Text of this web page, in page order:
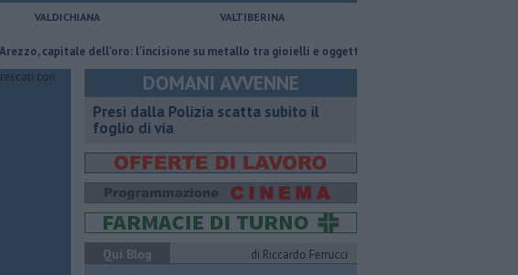
VALDICHIANA VALTIBERINA
dell’oro: l’incisione su metallo tra gioielli e oggetti personalizzati
DOMANI AVVENNE
Presi dalla Polizia scatta subito il
foglio di via
Qui Blog
di Riccardo Ferrucci